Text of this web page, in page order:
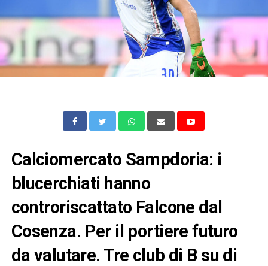
Calciomercato Sampdoria: i
blucerchiati hanno
controriscattato Falcone dal
Cosenza. Per il portiere futuro
da valutare. Tre club di B su di